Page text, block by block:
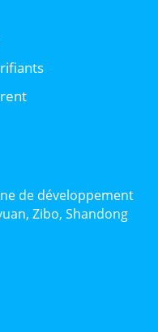
de développement
Zibo, Shandong